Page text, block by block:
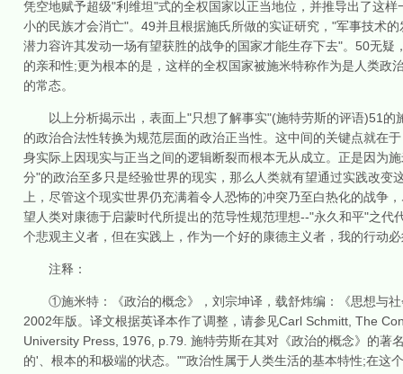
凭空地赋予超级"利维坦"式的全权国家以正当地位，并推导出了这
小的民族才会消亡"。49并且根据施氏所做的实证研究，"军事技术
潜力容许其发动一场有望获胜的战争的国家才能生存下去"。50无
的亲和性;更为根本的是，这样的全权国家被施米特称作为是人类
的常态。
以上分析揭示出，表面上"只想了解事实"(施特劳斯的评语)51的
的政治合法性转换为规范层面的政治正当性。这中间的关键点就在
身实际上因现实与正当之间的逻辑断裂而根本无从成立。正是因为
分"的政治至多只是经验世界的现实，那么人类就有望通过实践改
上，尽管这个现实世界仍充满着令人恐怖的冲突乃至白热化的战争
望人类对康德于启蒙时代所提出的范导性规范理想--"永久和平"之
个悲观主义者，但在实践上，作为一个好的康德主义者，我的行动
注释：
①施米特：《政治的概念》，刘宗坤译，载舒炜编：《思想与社
2002年版。译文根据英译本作了调整，请参见Carl Schmitt, The
University Press, 1976, p.79. 施特劳斯在其对《政治的概念》的著
的'、根本的和极端的状态。""政治性属于人类生活的基本特性;在这